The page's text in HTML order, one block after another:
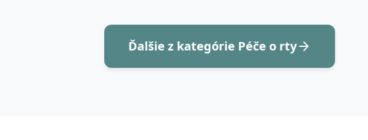
Ďalšie z kategórie Péče o rty